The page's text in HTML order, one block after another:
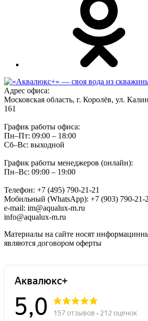
Адрес офиса:
Московская область, г. Королёв, ул.
161
График работы офиса:
Пн–Пт: 09:00 – 18:00
Сб–Вс: выходной
График работы менеджеров (онлайн):
Пн–Вс: 09:00 – 19:00
Телефон: +7 (495) 790-21-21
Мобильный (WhatsApp): +7 (903) 790-21-
e-mail: im@aqualux-m.ru
info@aqualux-m.ru
Материалы на сайте носят
являются договором оферты